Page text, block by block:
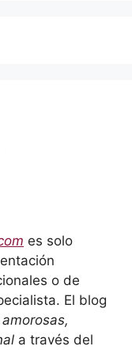
es solo
o de
El blog
a través del